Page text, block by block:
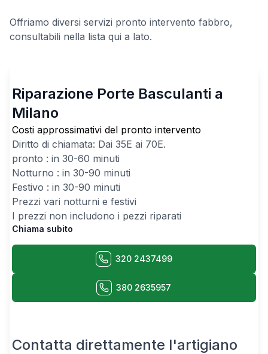
Offriamo diversi servizi pronto intervento fabbro,
consultabili nella lista qui a lato.
Riparazione Porte Basculanti a
Milano
Costi approssimativi del pronto intervento
Diritto di chiamata: Dai 35E ai 70E.
pronto : in 30-60 minuti
Notturno : in 30-90 minuti
Festivo : in 30-90 minuti
Prezzi vari notturni e festivi
I prezzi non includono i pezzi riparati
Chiama subito
320 2437499
380 2635957
Contatta direttamente l'artigiano